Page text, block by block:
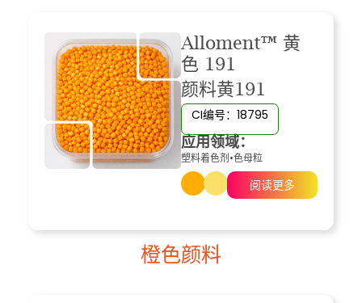
Alloment™ 黄
色 191
颜料黄191
CI编号：18795
应用领域：
塑料着色剂•色母粒
阅读更多
橙色颜料